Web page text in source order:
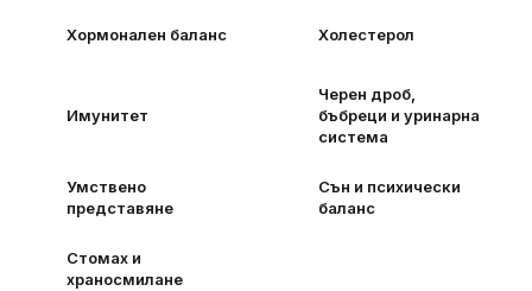
Хормонален баланс Холестерол
Имунитет
Черен дроб,
бъбреци и уринарна
система
Умствено
представяне
Сън и психически
баланс
Стомах и
храносмилане